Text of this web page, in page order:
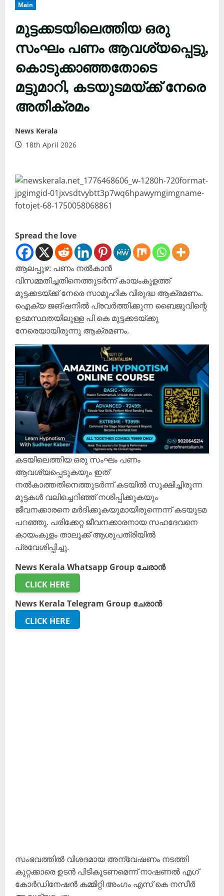
Main
മുട്ടക്കടയിലെത്തിയ ഒരു
സംഘം പണം ആവശ്യപ്പെട്ടു,
കൊടുക്കാഞ്ഞതോടെ
മട്ടുമാറി, കടയുടമയ്ക്ക് നേരെ
അതിക്രമം
News Kerala
18th April 2026
Spread the love
ആലപ്പുഴ: പണം നൽകാൻ
വിസമ്മതിച്ചതിനെത്തുടർന്ന് കായംകുളത്ത്
മുട്ടക്കടയ്ക്ക് നേരെ സാമൂഹിക വിരുദ്ധ ആക്രമണം.
ഐക്യ ജങ്ഷനിൽ പ്രവർത്തിക്കുന്ന ബൈജുവിന്റെ
ഉടമസ്ഥതയിലുള്ള പി കെ മുട്ടക്കടയ്ക്കു
നേരെയായിരുന്നു ആക്രമണം.
കടയിലെത്തിയ ഒരു സംഘം പണം
ആവശ്യപ്പെടുകയും ഇത്
നൽകാത്തതിനെത്തുടർന്ന് കടയിൽ സൂക്ഷിച്ചിരുന്ന
മുട്ടകൾ വലിച്ചെറിഞ്ഞ് നശിപ്പിക്കുകയും
ജീവനക്കാരനെ മർദിക്കുകയുമായിരുന്നെന്ന് കടയുടമ
പറഞ്ഞു. പരിക്കേറ്റ ജീവനക്കാരനായ സഹദേവനെ
കായംകുളം താലൂക്ക് ആശുപത്രിയിൽ
പ്രവേശിപ്പിച്ചു.
News Kerala Whatsapp Group ചേരാൻ
CLICK HERE
News Kerala Telegram Group ചേരാൻ
CLICK HERE
സംഭവത്തിൽ വിശദമായ അന്വേഷണം നടത്തി
കുറ്റക്കാരെ ഉടൻ പിടികൂടണമെന്ന് നാഷണൽ എഗ്
കോർഡിനേഷൻ കമ്മിറ്റി അംഗം എസ് കെ നസീർ